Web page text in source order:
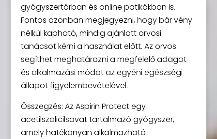
gyógyszertárban és online patikákban is.
Fontos azonban megjegyezni, hogy bár vény
nélkül kapható, mindig ajánlott orvosi
tanácsot kérni a használat előtt. Az orvos
segíthet meghatározni a megfelelő adagot
és alkalmazási módot az egyéni egészségi
állapot figyelembevételével.
Összegzés: Az Aspirin Protect egy
acetilszalicilsavat tartalmazó gyógyszer,
amely hatékonyan alkalmazható